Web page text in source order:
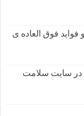
فوق العاده ی
در سایت سلامت